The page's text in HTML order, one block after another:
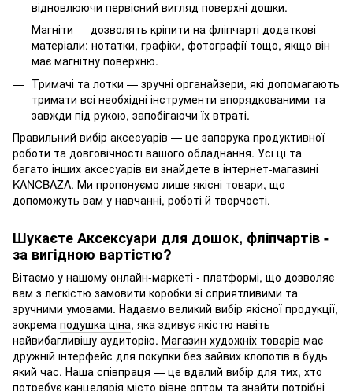
відновлюючи первісний вигляд поверхні дошки.
Магніти — дозволять кріпити на фліпчарті додаткові
матеріали: нотатки, графіки, фотографії тощо, якщо він
має магнітну поверхню.
Тримачі та лотки — зручні органайзери, які допомагають
тримати всі необхідні інструменти впорядкованими та
завжди під рукою, запобігаючи їх втраті.
Правильний вибір аксесуарів — це запорука продуктивної
роботи та довговічності вашого обладнання. Усі ці та
багато інших аксесуарів ви знайдете в інтернет-магазині
KANCBAZA. Ми пропонуємо лише якісні товари, що
допоможуть вам у навчанні, роботі й творчості.
Шукаєте Аксексуари для дошок, фліпчартів -
за вигідною вартістю?
Вітаємо у нашому онлайн-маркеті - платформі, що дозволяє
вам з легкістю замовити коробки зі сприятливими та
зручними умовами. Надаємо великий вибір якісної продукції,
зокрема подушка ціна, яка здивує якістю навіть
найвибагливішу аудиторію. Магазин художніх товарів має
дружній інтерфейс для покупки без зайвих клопотів в будь
який час. Наша співпраця — це вдалий вибір для тих, хто
потребує канцелярія місто рівне оптом та знайти потрібні